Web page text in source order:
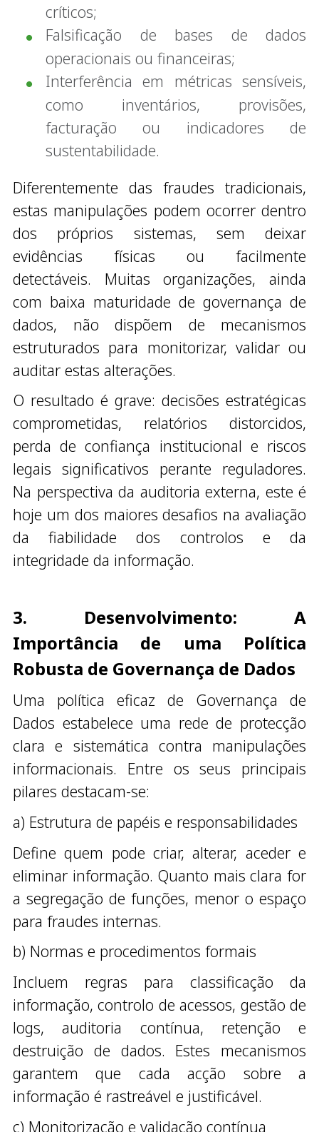
críticos;
Falsificação de bases de dados
operacionais ou financeiras;
Interferência em métricas sensíveis,
como inventários, provisões,
facturação ou indicadores de
sustentabilidade.
Diferentemente das fraudes tradicionais,
estas manipulações podem ocorrer dentro
dos próprios sistemas, sem deixar
evidências físicas ou facilmente
detectáveis. Muitas organizações, ainda
com baixa maturidade de governança de
dados, não dispõem de mecanismos
estruturados para monitorizar, validar ou
auditar estas alterações.
O resultado é grave: decisões estratégicas
comprometidas, relatórios distorcidos,
perda de confiança institucional e riscos
legais significativos perante reguladores.
Na perspectiva da auditoria externa, este é
hoje um dos maiores desafios na avaliação
da fiabilidade dos controlos e da
integridade da informação.
3. Desenvolvimento: A
Importância de uma Política
Robusta de Governança de Dados
Uma política eficaz de Governança de
Dados estabelece uma rede de protecção
clara e sistemática contra manipulações
informacionais. Entre os seus principais
pilares destacam-se:
a) Estrutura de papéis e responsabilidades
Define quem pode criar, alterar, aceder e
eliminar informação. Quanto mais clara for
a segregação de funções, menor o espaço
para fraudes internas.
b) Normas e procedimentos formais
Incluem regras para classificação da
informação, controlo de acessos, gestão de
logs, auditoria contínua, retenção e
destruição de dados. Estes mecanismos
garantem que cada acção sobre a
informação é rastreável e justificável.
c) Monitorização e validação contínua